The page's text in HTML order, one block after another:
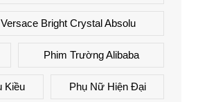
Bright Crystal Absolu
Phim Trường Alibaba
Kiều Phụ Nữ Hiện Đại